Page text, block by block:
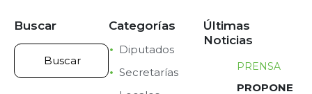
Buscar Categorías
Diputados
Secretarías
Últimas
Noticias
PRENSA
PROPONE